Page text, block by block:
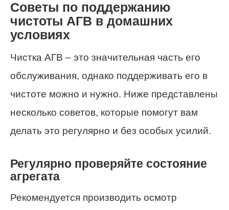
Советы по поддержанию
чистоты АГВ в домашних
условиях
Чистка АГВ – это значительная часть его
обслуживания, однако поддерживать его в
чистоте можно и нужно. Ниже представлены
несколько советов, которые помогут вам
делать это регулярно и без особых усилий.
Регулярно проверяйте состояние
агрегата
Рекомендуется производить осмотр